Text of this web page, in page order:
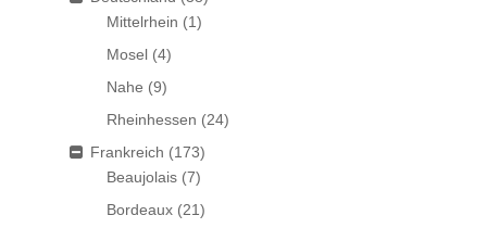
Mittelrhein (1)
Mosel (4)
Nahe (9)
Rheinhessen (24)
Frankreich (173)
Beaujolais (7)
Bordeaux (21)